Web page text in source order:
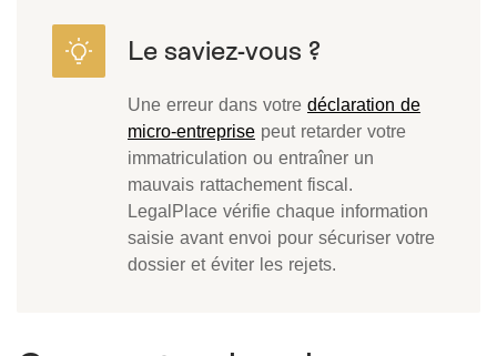
Une erreur dans votre déclaration de
micro-entreprise peut retarder votre
immatriculation ou entraîner un
mauvais rattachement fiscal.
LegalPlace vérifie chaque information
saisie avant envoi pour sécuriser votre
dossier et éviter les rejets.